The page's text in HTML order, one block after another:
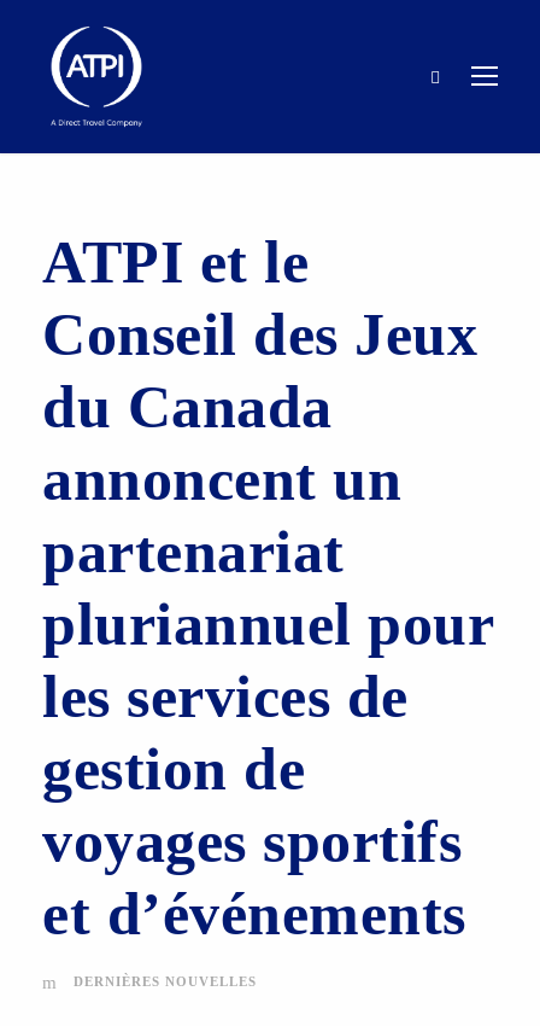
ATPI et le
Conseil des Jeux
du Canada
annoncent un
partenariat
pluriannuel pour
les services de
gestion de
voyages sportifs
et d’événements
DERNIÈRES NOUVELLES